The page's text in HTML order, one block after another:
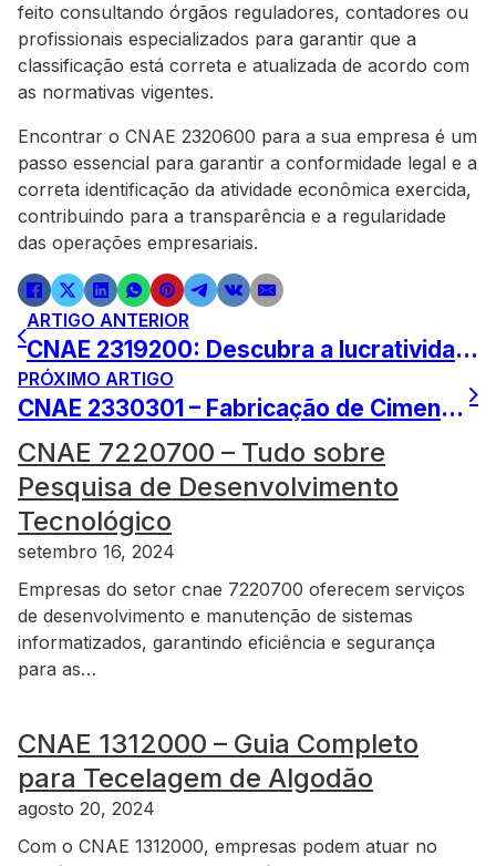
feito consultando órgãos reguladores, contadores ou
profissionais especializados para garantir que a
classificação está correta e atualizada de acordo com
as normativas vigentes.
Encontrar o CNAE 2320600 para a sua empresa é um
passo essencial para garantir a conformidade legal e a
correta identificação da atividade econômica exercida,
contribuindo para a transparência e a regularidade
das operações empresariais.
ARTIGO ANTERIOR
CNAE 2319200: Descubra a lucratividade da atividade de fabricação de Medicamentos Homeopáticos
PRÓXIMO ARTIGO
CNAE 2330301 – Fabricação de Cimento: Explore o Setor
CNAE 7220700 – Tudo sobre
Pesquisa de Desenvolvimento
Tecnológico
setembro 16, 2024
Empresas do setor cnae 7220700 oferecem serviços
de desenvolvimento e manutenção de sistemas
informatizados, garantindo eficiência e segurança
para as…
CNAE 1312000 – Guia Completo
para Tecelagem de Algodão
agosto 20, 2024
Com o CNAE 1312000, empresas podem atuar no